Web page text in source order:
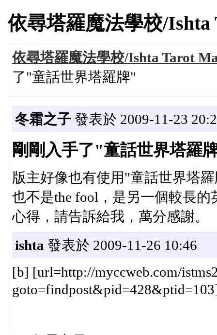
依尋塔羅魔法學校/Ishta
依尋塔羅魔法學校/Ishta Tarot
了"童話世界塔羅牌"
冬霜之子發表於 2009-11-23
剛剛入手了"童話世界塔羅
版主好像也有使用"童話世界塔
也不是the fool，是另一個較長的
心得，請告訴給我，萬分感謝。
ishta 發表於 2009-11-26 10:46
[b] [url=http://myccweb.com/